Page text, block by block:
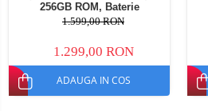
Telefoane mobile Xiaomi
Telefoane mobile Realme
Telefoane mobile ZTE Nubia
256GB ROM, Baterie
10800mAh, Android, Wi-Fi
1.599,00 RON
1.299,00 RON
ADAUGA IN COS